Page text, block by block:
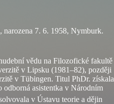
7. 6. 1958, Nymburk.
vědu na Filozofické fakultě
v Lipsku (1981–82), později
v Tübingen. Titul PhDr. získala
asistentka v Národním
v Ústavu teorie a dějin